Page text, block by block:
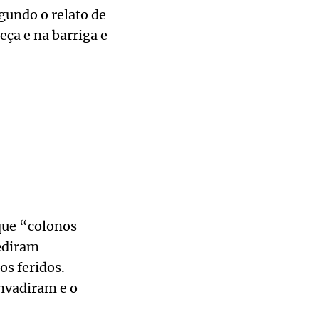
o relato de
e na barriga e
“colonos
feridos.
e o